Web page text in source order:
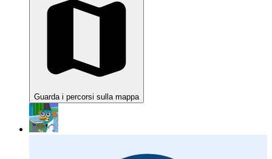
Guarda i percorsi sulla mappa